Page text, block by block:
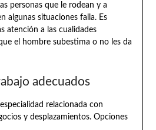
personas que le rodean y a
algunas situaciones falla. Es
atención a las cualidades
el hombre subestima o no les da
adecuados
relacionada con
y desplazamientos. Opciones